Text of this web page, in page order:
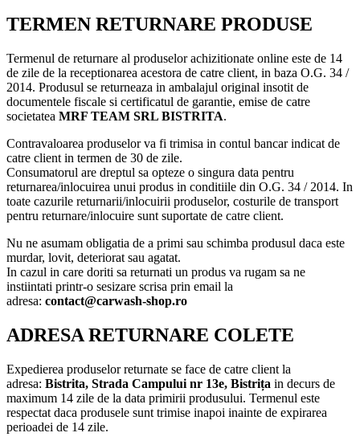
TERMEN RETURNARE PRODUSE
Termenul de returnare al produselor achizitionate online este de 14
de zile de la receptionarea acestora de catre client, in baza O.G. 34 /
2014. Produsul se returneaza in ambalajul original insotit de
documentele fiscale si certificatul de garantie, emise de catre
societatea MRF TEAM SRL BISTRITA.
Contravaloarea produselor va fi trimisa in contul bancar indicat de
catre client in termen de 30 de zile.
Consumatorul are dreptul sa opteze o singura data pentru
returnarea/inlocuirea unui produs in conditiile din O.G. 34 / 2014. In
toate cazurile returnarii/inlocuirii produselor, costurile de transport
pentru returnare/inlocuire sunt suportate de catre client.
Nu ne asumam obligatia de a primi sau schimba produsul daca este
murdar, lovit, deteriorat sau agatat.
In cazul in care doriti sa returnati un produs va rugam sa ne
instiintati printr-o sesizare scrisa prin email la
adresa: contact@carwash-shop.ro
ADRESA RETURNARE COLETE
Expedierea produselor returnate se face de catre client la
adresa: Bistrita, Strada Campului nr 13e, Bistrița in decurs de
maximum 14 zile de la data primirii produsului. Termenul este
respectat daca produsele sunt trimise inapoi inainte de expirarea
perioadei de 14 zile.